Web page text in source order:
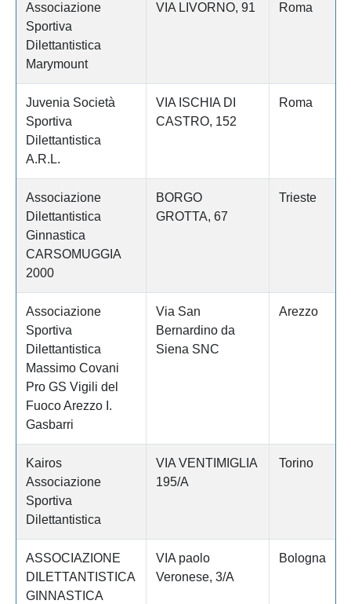
Associazione
Sportiva
Dilettantistica
Marymount
VIA LIVORNO, 91 Roma
Juvenia Società
Sportiva
Dilettantistica
A.R.L.
VIA ISCHIA DI
CASTRO, 152
Roma
Associazione
Dilettantistica
Ginnastica
CARSOMUGGIA
2000
BORGO
GROTTA, 67
Trieste
Associazione
Sportiva
Dilettantistica
Massimo Covani
Pro GS Vigili del
Fuoco Arezzo I.
Gasbarri
Via San
Bernardino da
Siena SNC
Arezzo
Kairos
Associazione
Sportiva
Dilettantistica
VIA VENTIMIGLIA
195/A
Torino
ASSOCIAZIONE
DILETTANTISTICA
GINNASTICA
VIA paolo
Veronese, 3/A
Bologna